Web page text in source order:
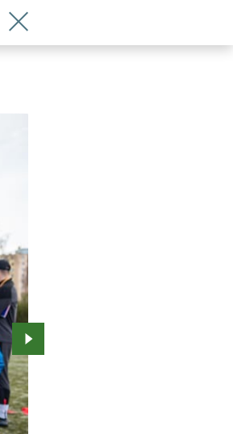
Wróć do artykułu Turniej o Puchar
Przejdź do kolejnego zdjęcia.